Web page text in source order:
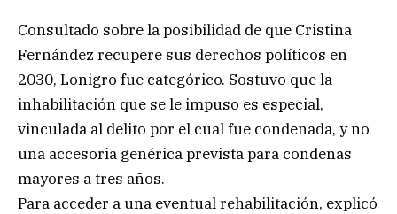
Consultado sobre la posibilidad de que Cristina
Fernández recupere sus derechos políticos en
2030, Lonigro fue categórico. Sostuvo que la
inhabilitación que se le impuso es especial,
vinculada al delito por el cual fue condenada, y no
una accesoria genérica prevista para condenas
mayores a tres años.
Para acceder a una eventual rehabilitación, explicó